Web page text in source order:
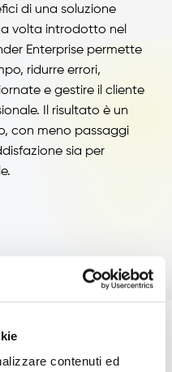
contenuti ed
di una soluzione
volta introdotto nel
Enterprise permette
ridurre errori,
e gestire il cliente
Il risultato è un
con meno passaggi
sia per
Vendite!